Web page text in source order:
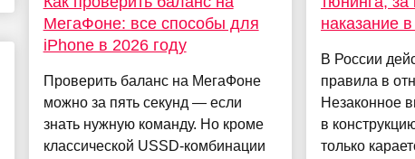
МегаФоне: все способы для
iPhone в 2026 году
Проверить баланс на МегаФоне
можно за пять секунд — если
знать нужную команду. Но кроме
классической USSD-комбинации
наказание
В России
правила в
Незаконное
в
только